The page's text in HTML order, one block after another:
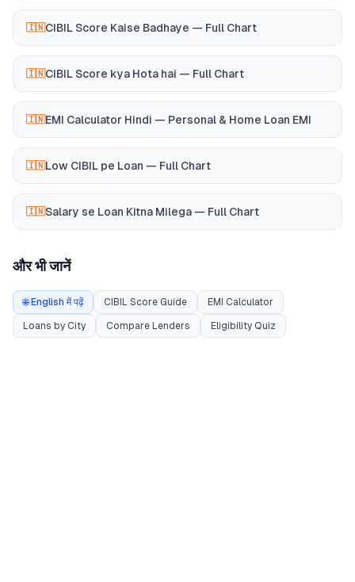
🇮🇳CIBIL Score Kaise Badhaye — Full Chart
🇮🇳CIBIL Score kya Hota hai — Full Chart
🇮🇳EMI Calculator Hindi — Personal & Home Loan EMI
🇮🇳Low CIBIL pe Loan — Full Chart
🇮🇳Salary se Loan Kitna Milega — Full Chart
और भी जानें
🌐 English में पढ़ें CIBIL Score Guide EMI Calculator
Loans by City Compare Lenders Eligibility Quiz